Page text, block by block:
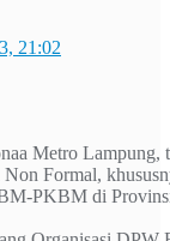
21:02
Metro Lampung,
Formal,
PKBM di